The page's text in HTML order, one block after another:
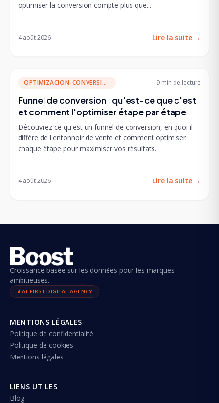
optimiser la conversion compte plus que...
4 août 2026 Lire la suite →
OPTIMIZACION-CONVERSION 9 min de lecture
Funnel de conversion : qu'est-ce que c'est
et comment l'optimiser étape par étape
Découvrez ce qu'est un funnel de conversion, en quoi il
diffère de l'entonnoir de vente et comment optimiser
chaque étape pour maximiser vos résultats.
4 août 2026 Lire la suite →
Croissance basée sur les données pour les marques
ambitieuses.
AI-FIRST DIGITAL AGENCY
MENTIONS LÉGALES
Politique de confidentialité
Politique de cookies
Mentions légales
LIENS UTILES
Blog